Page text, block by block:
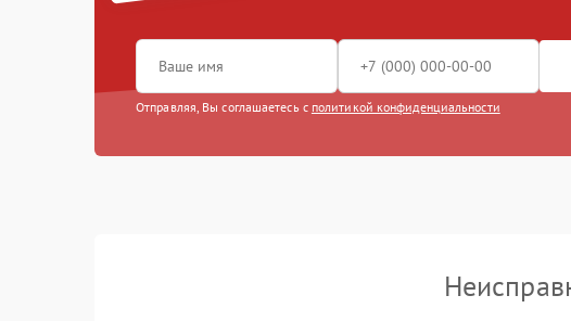
Отправляя, Вы соглашаетесь с политикой конфиденциальности